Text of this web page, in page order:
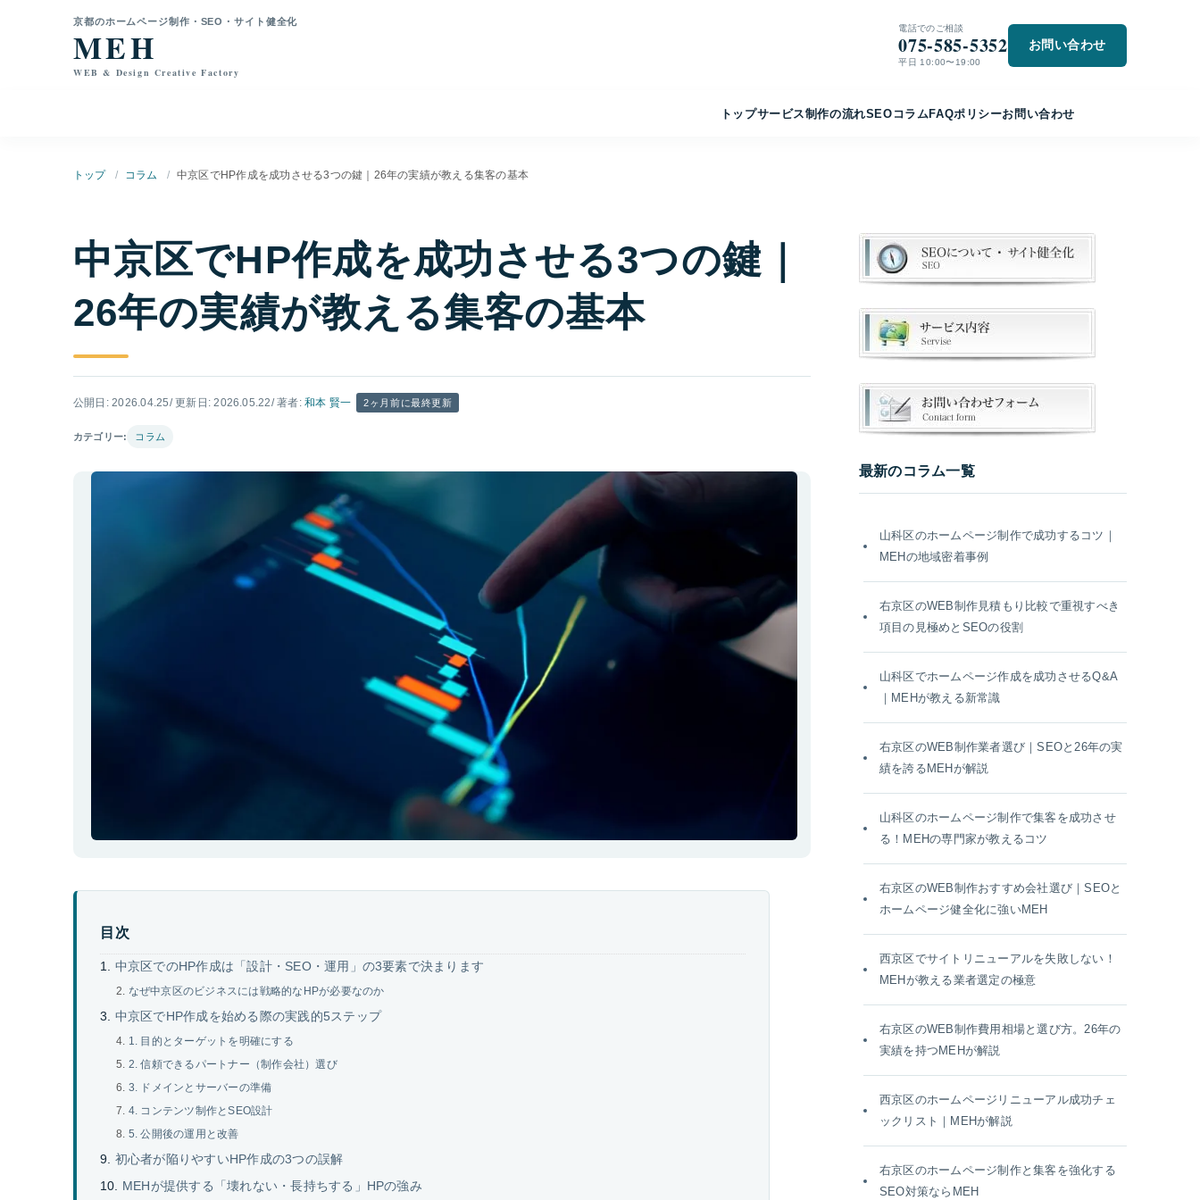
京都のホームページ制作・SEO・サイト健全化
MEH
WEB & Design Creative Factory
電話でのご相談
075-585-5352
平日 10:00〜19:00
お問い合わせ
トップサービス制作の流れSEO コラムFAQポリシーお問い合わせ
トップ コラム 中京区でHP作成を成功させる3つの鍵｜26年の実績が教える集客の基本
中京区でHP作成を成功させる3つの鍵｜
26年の実績が教える集客の基本
公開日: 2026.04.25/ 更新日: 2026.05.22/ 著者:和本 賢一 2ヶ月前に最終更新
カテゴリー: コラム
目次
中京区でのHP作成は「設計・SEO・運用」の3要素で決まります
なぜ中京区のビジネスには戦略的なHPが必要なのか
中京区でHP作成を始める際の実践的5ステップ
1. 目的とターゲットを明確にする
2. 信頼できるパートナー（制作会社）選び
3. ドメインとサーバーの準備
4. コンテンツ制作とSEO設計
5. 公開後の運用と改善
初心者が陥りやすいHP作成の3つの誤解
MEHが提供する「壊れない・長持ちする」HPの強み
最新のコラム一覧
山科区のホームページ制作で成功するコツ｜
MEHの地域密着事例
右京区のWEB制作見積もり比較で重視すべき
項目の見極めとSEOの役割
山科区でホームページ作成を成功させるQ&A
｜MEHが教える新常識
右京区のWEB制作業者選び｜SEOと26年の実
績を誇るMEHが解説
山科区のホームページ制作で集客を成功させ
る！MEHの専門家が教えるコツ
右京区のWEB制作おすすめ会社選び｜SEOと
ホームページ健全化に強いMEH
西京区でサイトリニューアルを失敗しない！
MEHが教える業者選定の極意
右京区のWEB制作費用相場と選び方。26年の
実績を持つMEHが解説
西京区のホームページリニューアル成功チェ
ックリスト｜MEHが解説
右京区のホームページ制作と集客を強化する
SEO対策ならMEH